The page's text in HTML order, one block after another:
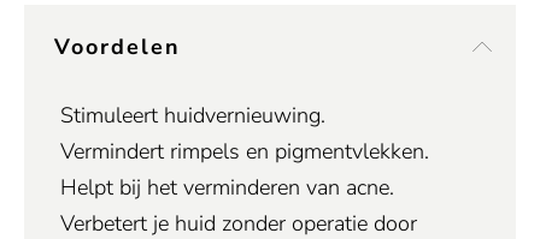
Voordelen
Stimuleert huidvernieuwing.
Vermindert rimpels en pigmentvlekken.
Helpt bij het verminderen van acne.
Verbetert je huid zonder operatie door